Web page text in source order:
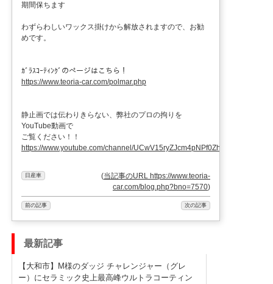
期間保ちます
わずらわしいワックス掛けから解放されますので、お勧
めです。
ｶﾞﾗｽｺｰﾃｨﾝｸﾞのぺージはこちら！
https://www.teoria-car.com/polmar.php
静止画では伝わりきらない、弊社のプロの拘りを
YouTube動画で
ご覧ください！！
https://www.youtube.com/channel/UCwV15ryZJcm4pNPf0ZhXu9g
日産車 (当記事のURL https://www.teoria-
car.com/blog.php?bno=7570)
前の記事 次の記事
最新記事
【大和市】M様のダッジ チャレンジャー（グレ
ー）にセラミック史上最高峰ウルトラコーティン